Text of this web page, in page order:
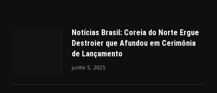
Notícias Brasil: Coreia do Norte Ergue
Destroier que Afundou em Cerimônia
de Lançamento
junho 5, 2025